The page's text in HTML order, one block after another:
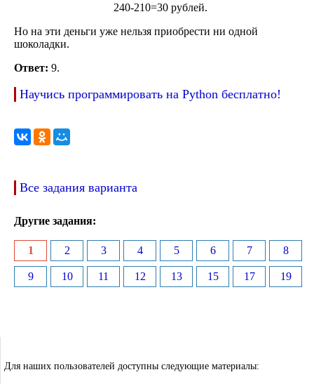
240-210=30 рублей.
Но на эти деньги уже нельзя приобрести ни одной
шоколадки.
Ответ: 9.
Научись программировать на Python бесплатно!
Все задания варианта
Другие задания:
1 2 3 4 5 6 7 8
9 10 11 12 13 15 17 19
Для наших пользователей доступны следующие материалы: